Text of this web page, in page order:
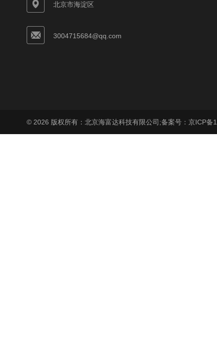
北京市海淀区
3004715684@qq.com
© 2026 版权所有：北京海富达科技有限公司;备案号：京ICP备